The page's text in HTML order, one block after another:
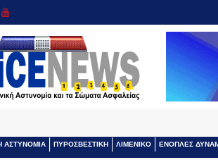
ΑΣΤΥΝΟΜΙΑ ΠΥΡΟΣΒΕΣΤΙΚΗ ΛΙΜΕΝΙΚΟ ΕΝΟΠΛΕΣ